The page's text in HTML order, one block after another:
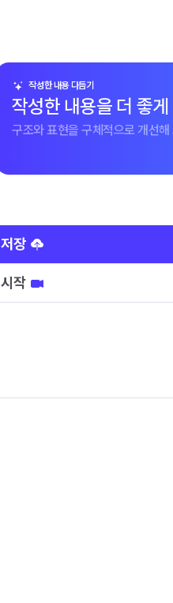
작성한 내용 다듬기
작성한 내용을 더 좋
구조와 표현을 구체적으로 개선해
장
작